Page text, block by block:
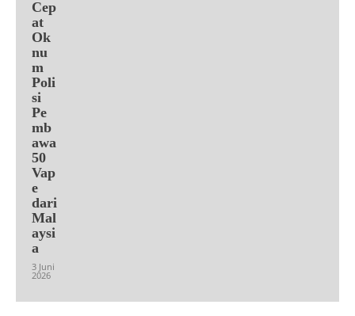
Cep
at
Ok
nu
m
Poli
si
Pe
mb
awa
50
Vap
e
dari
Mal
aysi
a
3 Juni
2026